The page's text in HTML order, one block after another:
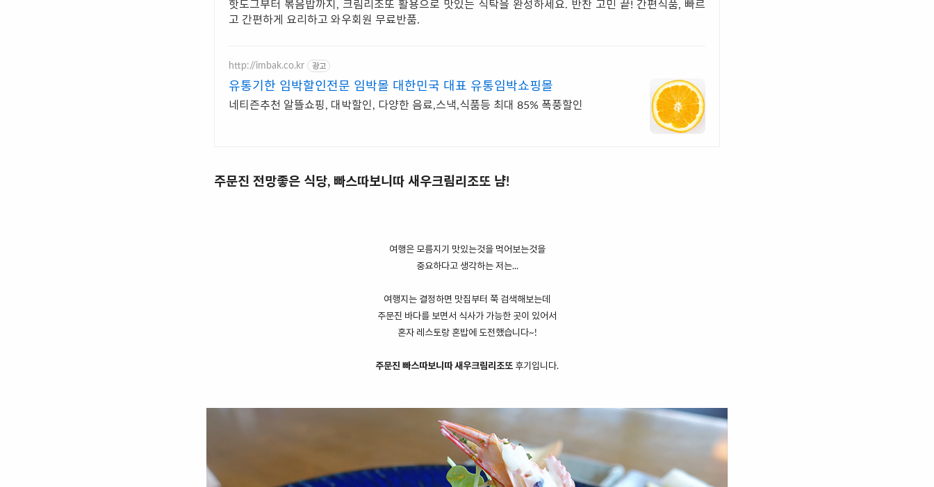
핫도그부터 볶음밥까지, 크림리조또 활용으로 맛있는 식탁을 완성하세요. 반찬 고민 끝! 간편식품, 빠르
고 간편하게 요리하고 와우회원 무료반품.
http://imbak.co.kr 광고
유통기한 임박할인전문 임박몰 대한민국 대표 유통임박쇼핑몰
네티즌추천 알뜰쇼핑, 대박할인, 다양한 음료,스낵,식품등 최대 85% 폭풍할인
주문진 전망좋은 식당, 빠스따보니따 새우크림리조또 냠!
여행은 모름지기 맛있는것을 먹어보는것을
중요하다고 생각하는 저는...
여행지는 결정하면 맛집부터 쭉 검색해보는데
주문진 바다를 보면서 식사가 가능한 곳이 있어서
혼자 레스토랑 혼밥에 도전했습니다~!
주문진 빠스따보니따 새우크림리조또 후기입니다.